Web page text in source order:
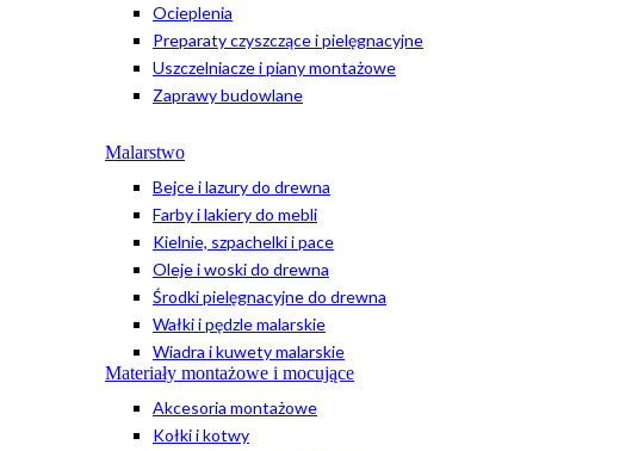
Ocieplenia
Preparaty czyszczące i pielęgnacyjne
Uszczelniacze i piany montażowe
Zaprawy budowlane
Malarstwo
Bejce i lazury do drewna
Farby i lakiery do mebli
Kielnie, szpachelki i pace
Oleje i woski do drewna
Środki pielęgnacyjne do drewna
Wałki i pędzle malarskie
Wiadra i kuwety malarskie
Materiały montażowe i mocujące
Akcesoria montażowe
Kołki i kotwy